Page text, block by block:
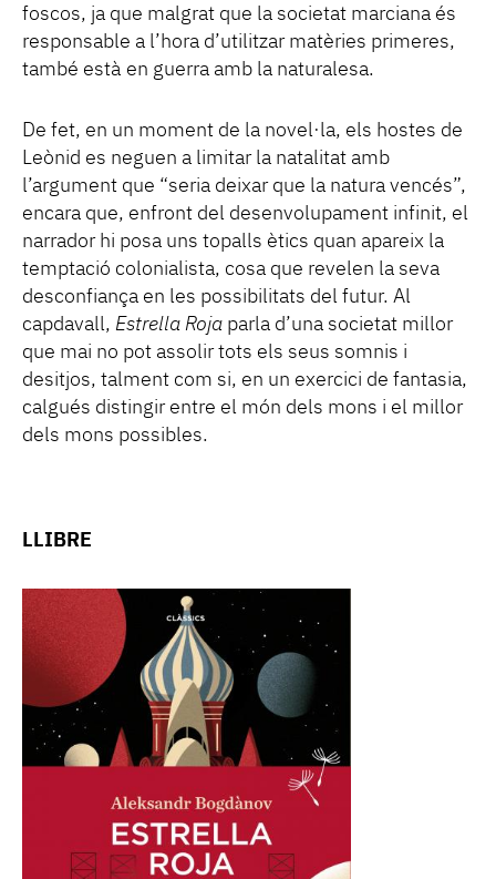
foscos, ja que malgrat que la societat marciana és
responsable a l’hora d’utilitzar matèries primeres,
també està en guerra amb la naturalesa.
De fet, en un moment de la novel·la, els hostes de
Leònid es neguen a limitar la natalitat amb
l’argument que “seria deixar que la natura vencés”,
encara que, enfront del desenvolupament infinit, el
narrador hi posa uns topalls ètics quan apareix la
temptació colonialista, cosa que revelen la seva
desconfiança en les possibilitats del futur. Al
capdavall, Estrella Roja parla d’una societat millor
que mai no pot assolir tots els seus somnis i
desitjos, talment com si, en un exercici de fantasia,
calgués distingir entre el món dels mons i el millor
dels mons possibles.
LLIBRE